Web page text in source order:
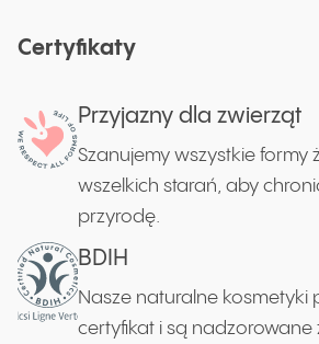
Certyfikaty
Przyjazny dla zwierząt
Szanujemy wszystkie formy
wszelkich starań, aby
przyrodę.
BDIH
Nasze naturalne kosmetyki
certyfikat i są nadzorowane